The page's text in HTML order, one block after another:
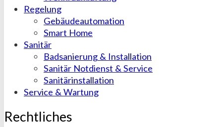
Regelung
Gebäudeautomation
Smart Home
Sanitär
Badsanierung & Installation
Sanitär Notdienst & Service
Sanitärinstallation
Service & Wartung
Rechtliches